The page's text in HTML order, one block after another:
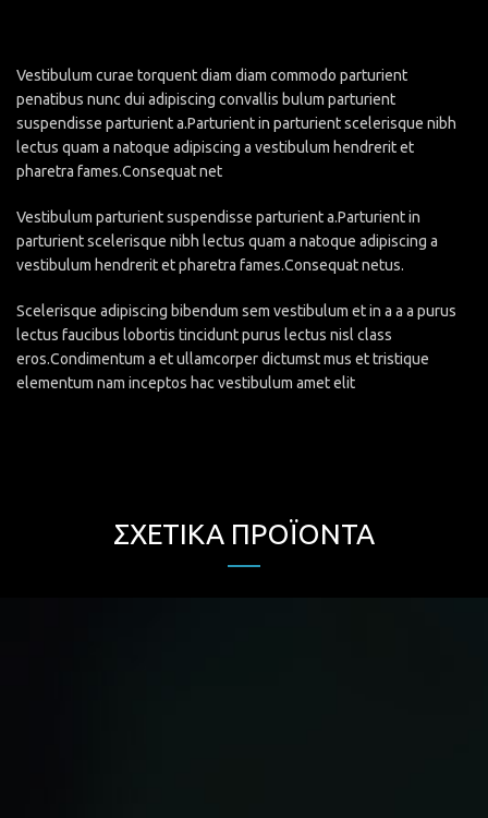
Vestibulum curae torquent diam diam commodo parturient
penatibus nunc dui adipiscing convallis bulum parturient
suspendisse parturient a.Parturient in parturient scelerisque nibh
lectus quam a natoque adipiscing a vestibulum hendrerit et
pharetra fames.Consequat net
Vestibulum parturient suspendisse parturient a.Parturient in
parturient scelerisque nibh lectus quam a natoque adipiscing a
vestibulum hendrerit et pharetra fames.Consequat netus.
Scelerisque adipiscing bibendum sem vestibulum et in a a a purus
lectus faucibus lobortis tincidunt purus lectus nisl class
eros.Condimentum a et ullamcorper dictumst mus et tristique
elementum nam inceptos hac vestibulum amet elit
ΣΧΕΤΙΚΆ ΠΡΟΪΌΝΤΑ